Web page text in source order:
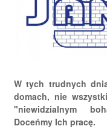
W tych trudnych
domach, nie
"niewidzialnym
Doceńmy Ich pracę.